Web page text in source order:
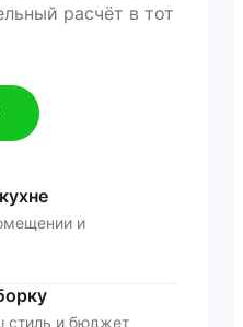
расчёт в тот
и
стиль и бюджет